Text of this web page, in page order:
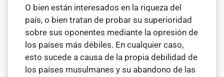
O bien están in­teresados en la riqueza del
país, o bien tratan de probar su superioridad
sobre sus oponentes mediante la opresión de
los países más débiles. En cualquier caso,
esto sucede a causa de la propia debilidad de
los países musulmanes y su abandono de las